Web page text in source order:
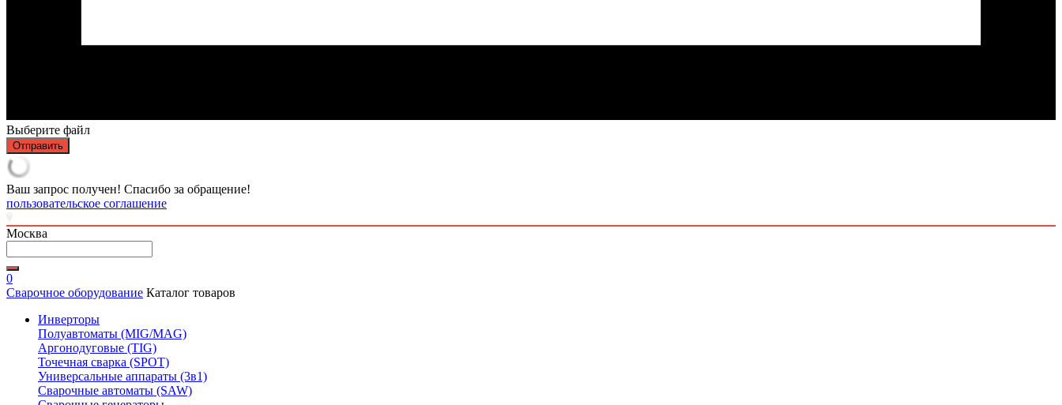
Выберите файл
Отправить
Ваш запрос получен! Спасибо за обращение!
пользовательское соглашение
Москва
0
Сварочное оборудование Каталог товаров
Инверторы
Полуавтоматы (MIG/MAG)
Аргонодуговые (TIG)
Точечная сварка (SPOT)
Универсальные аппараты (3в1)
Сварочные автоматы (SAW)